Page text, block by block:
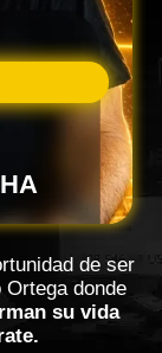
de ser
Ortega donde
su vida